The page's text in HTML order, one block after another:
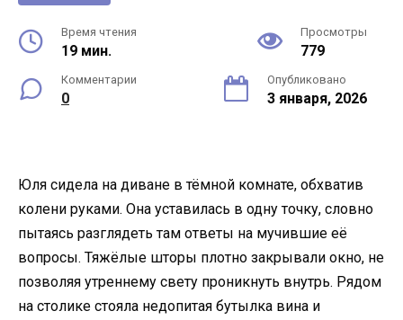
Время чтения
19 мин.
Просмотры
779
Комментарии
0
Опубликовано
3 января, 2026
Юля сидела на диване в тёмной комнате, обхватив
колени руками. Она уставилась в одну точку, словно
пытаясь разглядеть там ответы на мучившие её
вопросы. Тяжёлые шторы плотно закрывали окно, не
позволяя утреннему свету проникнуть внутрь. Рядом
на столике стояла недопитая бутылка вина и